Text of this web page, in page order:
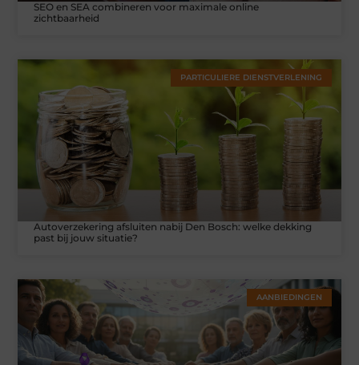
SEO en SEA combineren voor maximale online
zichtbaarheid
PARTICULIERE DIENSTVERLENING
Autoverzekering afsluiten nabij Den Bosch: welke dekking
past bij jouw situatie?
AANBIEDINGEN